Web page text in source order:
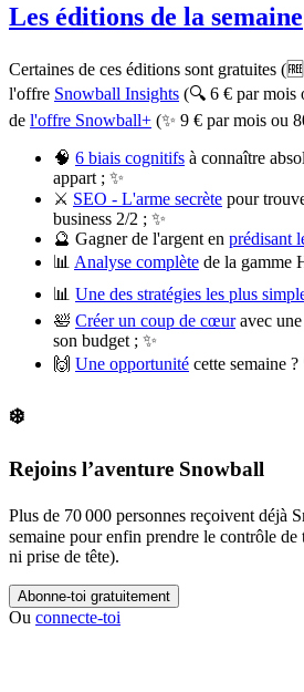
Les éditions de la semaine
Certaines de ces éditions sont gratuites
l'offre Snowball Insights (🔍 6 € par mois
de l'offre Snowball+ (✨ 9 € par mois ou
🧠 6 biais cognitifs à connaître
appart ; ✨
⚔️ SEO - L'arme secrète pour
business 2/2 ; ✨
🔮 Gagner de l'argent en prédisant
📊 Analyse complète de la gamme
📊 Une des stratégies les plus
🛀 Créer un coup de cœuravec une
son budget ; ✨
🙌 Une opportunité cette semaine ?
❄️
Rejoins l’aventure Snowball
Plus de 70 000 personnes reçoivent déjà
semaine pour enfin prendre le contrôle de
ni prise de tête).
Abonne-toi gratuitement
Ou connecte-toi